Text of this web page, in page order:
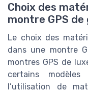
Choix des
montre GPS de
Le choix des
dans une montre
montres GPS de
certains modèles
l’utilisation de